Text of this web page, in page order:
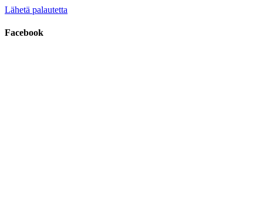
Lähetä palautetta
Facebook